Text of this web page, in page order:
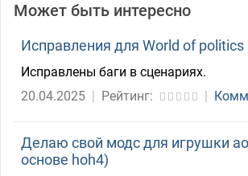
Может быть интересно
Исправления для World of politics
Исправлены баги в сценариях.
20.04.2025
Рейтинг:
Делаю свой модс для игрушки
основе hoh4)